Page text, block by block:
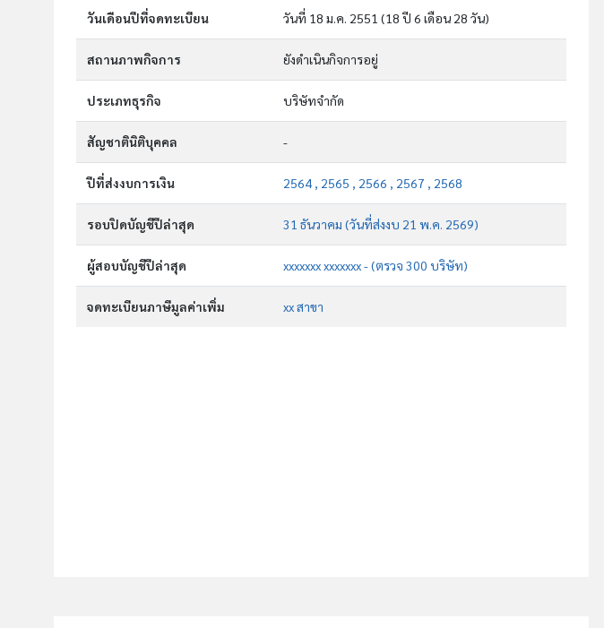
วันเดือนปีที่จดทะเบียน วันที่ 18 ม.ค. 2551 (18 ปี 6 เดือน 28 วัน)
สถานภาพกิจการ ยังดำเนินกิจการอยู่
ประเภทธุรกิจ บริษัทจำกัด
สัญชาตินิติบุคคล -
ปีที่ส่งงบการเงิน 2564 , 2565 , 2566 , 2567 , 2568
รอบปิดบัญชีปีล่าสุด 31 ธันวาคม (วันที่ส่งงบ 21 พ.ค. 2569)
ผู้สอบบัญชีปีล่าสุด xxxxxxx xxxxxxx - (ตรวจ 300 บริษัท)
จดทะเบียนภาษีมูลค่าเพิ่ม xx สาขา